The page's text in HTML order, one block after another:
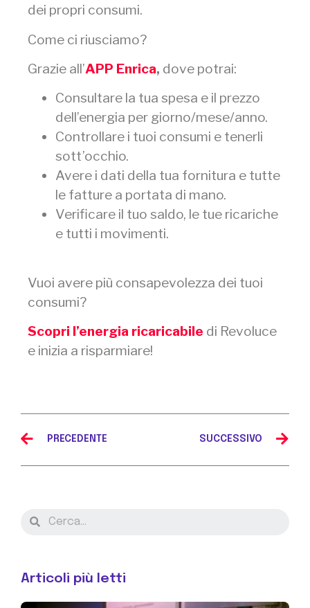
Articoli più letti
dei propri consumi.
Come ci riusciamo?
Grazie all’APP Enrica, dove potrai:
Consultare la tua spesa e il prezzo
dell’energia per giorno/mese/anno.
Controllare i tuoi consumi e tenerli
sott’occhio.
Avere i dati della tua fornitura e tutte
le fatture a portata di mano.
Verificare il tuo saldo, le tue ricariche
e tutti i movimenti.
Vuoi avere più consapevolezza dei tuoi
consumi?
Scopri l’energia ricaricabile di Revoluce
e inizia a risparmiare!
PRECEDENTE SUCCESSIVO